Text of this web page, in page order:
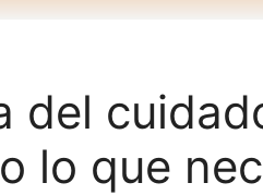
del
lo que